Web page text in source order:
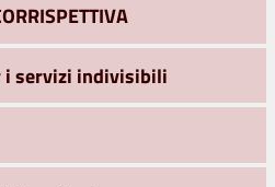
i servizi indivisibili